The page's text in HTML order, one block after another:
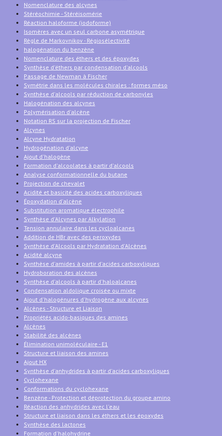
Nomenclature des alcynes
Stéréochimie - Stéréisomérie
Réaction haloforme (iodoforme)
Isomères avec un seul carbone asymétrique
Règle de Markovnikov - Régiosélectivité
halogénation du benzène
Nomenclature des éthers et des époxydes
Synthèse d'éthers par condensation d'alcools
Passage de Newman à Fischer
Symétrie dans les molécules chirales : formes méso
Synthèse d'alcools par réduction de carbonyles
Halogénation des alcynes
Polymérisation d'alcène
Notation RS sur la projection de Fischer
Alcynes
Alcyne Hydratation
Hydrogénation d'alcyne
Ajout d'halogène
Formation d'alcoolates à partir d'alcools
Analyse conformationnelle du butane
Projection de chevalet
Acidité et basicité des acides carboxyliques
Époxydation d'alcène
Substitution aromatique électrophile
Synthèse d'Alcynes par Alkylation
Tension annulaire dans les cycloalcanes
Addition de HBr avec des peroxydes
Synthèse d'Alcools par Hydratation d'Alcènes
Acidité alcyne
Synthèse d'amides à partir d'acides carboxyliques
Hydroboration des alcènes
Synthèse d'alcools à partir d'haloalcanes
Condensation aldolique croisée ou mixte
Ajout d'halogénures d'hydrogène aux alcynes
Alcènes - Structure et Liaison
Propriétés acido-basiques des amines
Alcènes
Stabilité des alcènes
Élimination unimoléculaire - E1
Structure et liaison des amines
Ajout HX
Synthèse d'anhydrides à partir d'acides carboxyliques
Cyclohexane
Conformations du cyclohexane
Benzène - Protection et déprotection du groupe amino
Réaction des anhydrides avec l'eau
Structure et liaison dans les éthers et les époxydes
Synthèse des lactones
Formation d'halohydrine